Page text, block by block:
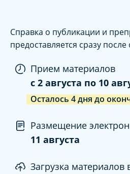
Справка о публикации и
предоставляется сразу
Прием материалов
c 2 августа по 10
Осталось 4дня до
Размещение
11 августа
Загрузка материалов